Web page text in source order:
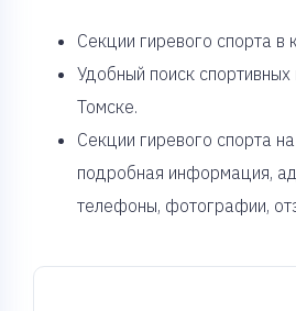
Cекции гиревого спорта в
Удобный поиск
Томске.
Секции гиревого спорта
подробная информация,
телефоны, фотографии,